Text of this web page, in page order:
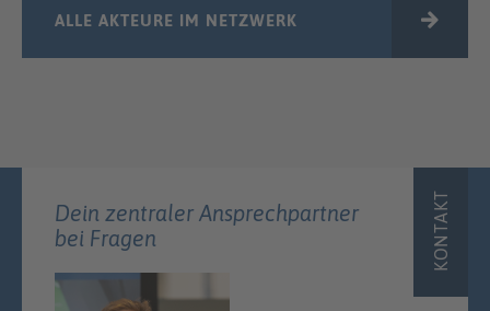
ALLE AKTEURE IM NETZWERK
KONTAKT
Dein zentraler Ansprechpartner
bei Fragen